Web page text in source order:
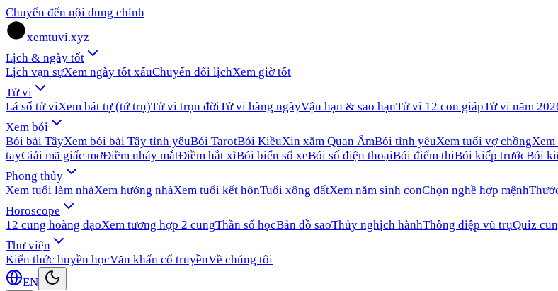
Chuyển đến nội dung chính
xemtuvi.xyz
Lịch & ngày tốt
Lịch vạn sựXem ngày tốt xấuChuyển đổi lịchXem giờ tốt
Tử vi
Lá số tử viXem bát tự (tứ trụ)Tử vi trọn đờiTử vi hàng ngàyVận hạn & sao hạnTử vi 12 con giápTử vi năm
Xem bói
Bói bài TâyXem bói bài Tây tình yêuBói TarotBói KiềuXin xăm Quan ÂmBói tình yêuXem tuổi vợ chồngXem
tayGiải mã giấc mơĐiềm nháy mắtĐiềm hắt xìBói biển số xeBói số điện thoạiBói điểm thiBói kiếp trướcBói
Phong thủy
Xem tuổi làm nhàXem hướng nhàXem tuổi kết hônTuổi xông đấtXem năm sinh conChọn nghề hợp mệnh
Horoscope
12 cung hoàng đạoXem tương hợp 2 cungThần số họcBản đồ saoThủy nghịch hànhThông điệp vũ trụQuiz
Thư viện
Kiến thức huyền họcVăn khấn cổ truyềnVề chúng tôi
EN